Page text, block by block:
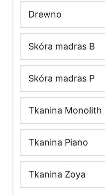
Drewno
Skóra madras B
Skóra madras P
Tkanina Monolith
Tkanina Piano
Tkanina Zoya